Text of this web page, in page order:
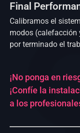
Final
Calibramos el
modos (calefacción
por terminado el
¡No ponga en
¡Confíe la
a los